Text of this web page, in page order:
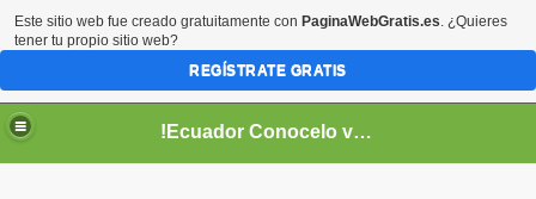
!Ecuador Conocelo vivelo!
Este sitio web fue creado gratuitamente con PaginaWebGratis.es. ¿Quieres
tener tu propio sitio web?
REGÍSTRATE GRATIS